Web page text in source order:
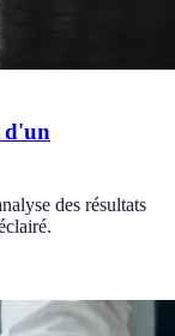
d'un
des résultats